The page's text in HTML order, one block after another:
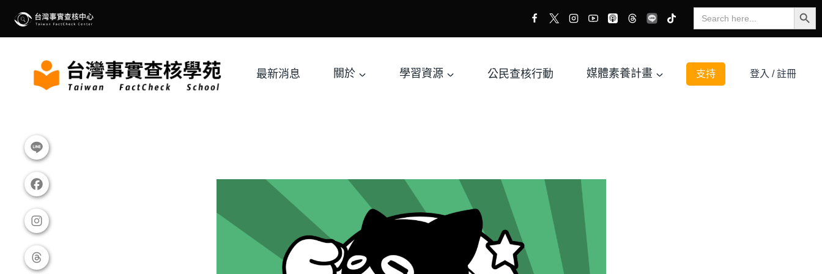
content
Search
for:
Search Button
最新消息 關於 學習資源 公民查核行動 媒體素養計畫 支持 登入 / 註冊